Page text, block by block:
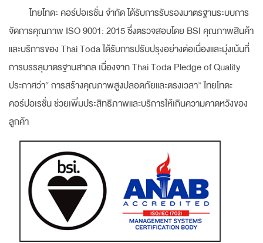
ไทยโทดะ คอร์ปอเรชั่น จำกัด ได้รับการรับรองมาตรฐานระบบการ
จัดการคุณภาพ ISO 9001: 2015 ซึ่งตรวจสอบโดย BSI คุณภาพสินค้า
และบริการของ Thai Toda ได้รับการปรับปรุงอย่างต่อเนื่องและมุ่งเน้นที่
การบรรลุมาตรฐานสากล เนื่องจาก Thai Toda Pledge of Quality
ประกาศว่า“ การสร้างคุณภาพสูงปลอดภัยและตรงเวลา” ไทยโทดะ
คอร์ปอเรชั่น ช่วยเพิ่มประสิทธิภาพและบริการให้เกินความคาดหวังของ
ลูกค้า